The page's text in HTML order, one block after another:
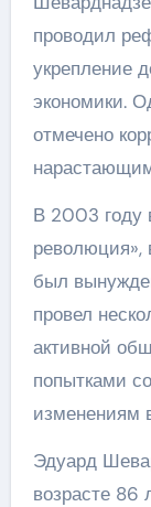
проводил
укрепление
экономики.
отмечено
В 2003 году
революция»,
был
провел
активной
попытками
изменениям
Эдуард
возрасте 86